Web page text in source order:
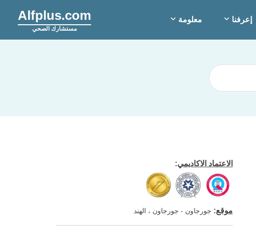
Alfplus.com
مستشارك الصحي
إعرفنا معلومة
الاعتماد الاكاديمي:
موقع: جورجاون - جورجاون ، الهند